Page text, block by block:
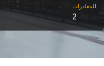
‎المغادرات
2